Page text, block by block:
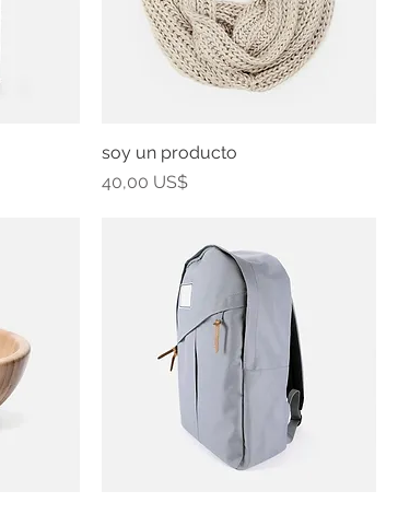
soy un producto
Precio
40,00 US$